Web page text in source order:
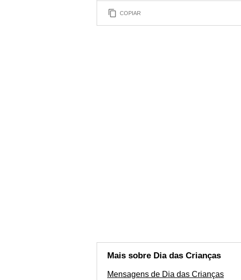
COPIAR
Mais sobre Dia das Crianças
Mensagens de Dia das Crianças